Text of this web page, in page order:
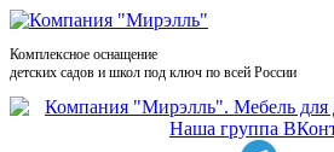
Комплексное оснащение
детских садов и школ под ключ по всей России